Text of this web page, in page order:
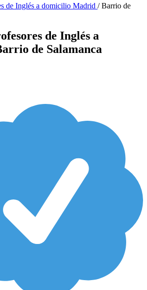
de Inglés a domicilio Madrid / Barrio de
de Inglés a
de Salamanca